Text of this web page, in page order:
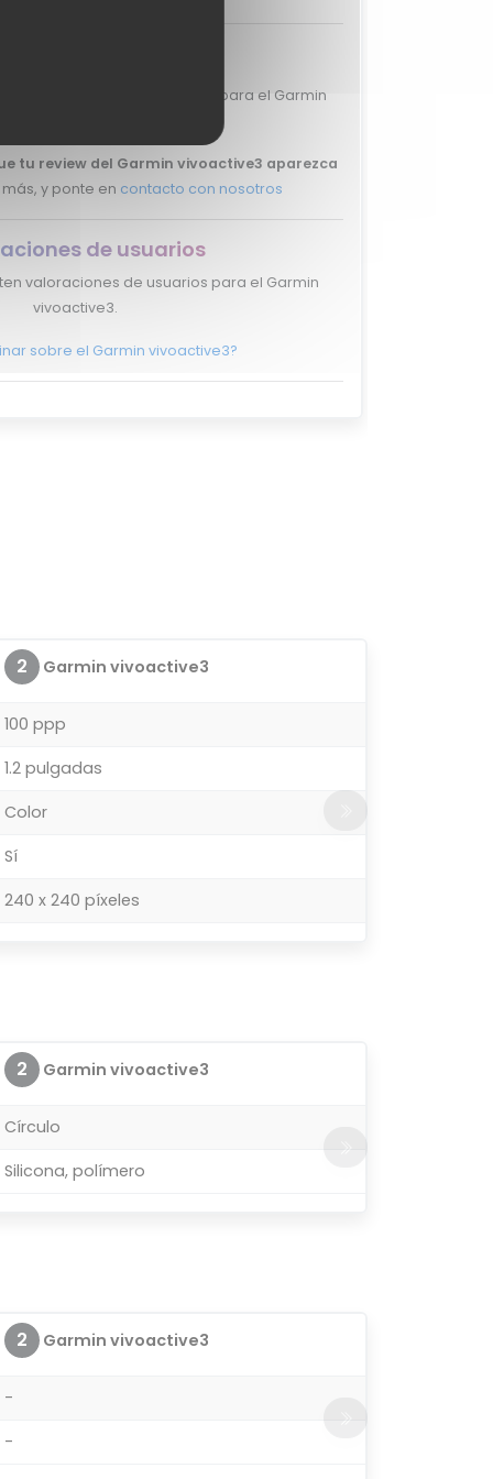
valoraciones de expertos para el Garmin
tu review del Garmin vivoactive3 aparezca
y ponte en contacto con nosotros
de usuarios
valoraciones de usuarios para el Garmin
vivoactive3.
sobre el Garmin vivoactive3?
2 Garmin vivoactive3
100 ppp
1.2 pulgadas
Color
Sí
240 x 240 píxeles
2 Garmin vivoactive3
Círculo
Silicona, polímero
2 Garmin vivoactive3
-
-